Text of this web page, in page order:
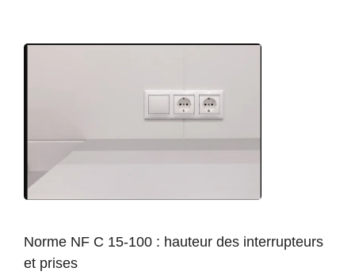
Norme NF C 15-100 : hauteur des interrupteurs
et prises